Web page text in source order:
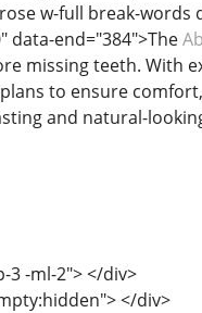
w-full break-words
data-end="384">The
missing teeth. With
to ensure
and natural-
3 -ml-2"> </div>
</div>